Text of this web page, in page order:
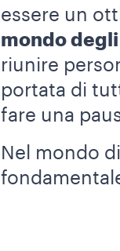
essere un
mondo
riunire
portata di
fare una
Nel mondo